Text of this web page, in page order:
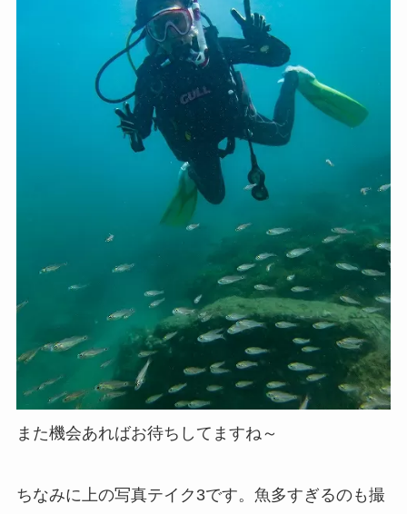
また機会あればお待ちしてますね～
ちなみに上の写真テイク3です。魚多すぎるのも撮